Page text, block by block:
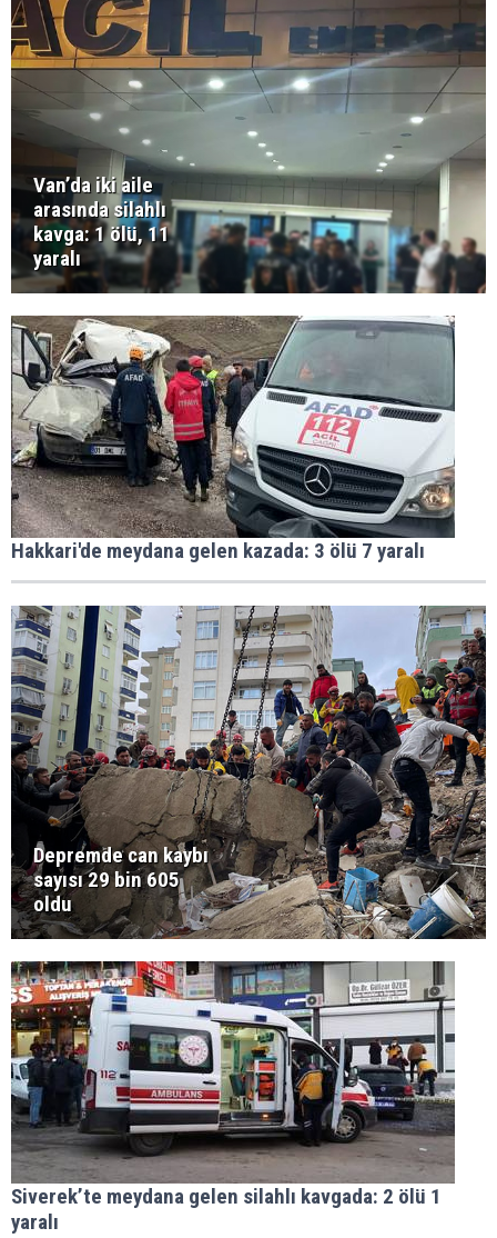
Van’da iki aile
arasında silahlı
kavga: 1 ölü, 11
yaralı
Hakkari'de meydana gelen kazada: 3 ölü 7 yaralı
Depremde can kaybı
sayısı 29 bin 605
oldu
Siverek’te meydana gelen silahlı kavgada: 2 ölü 1
yaralı